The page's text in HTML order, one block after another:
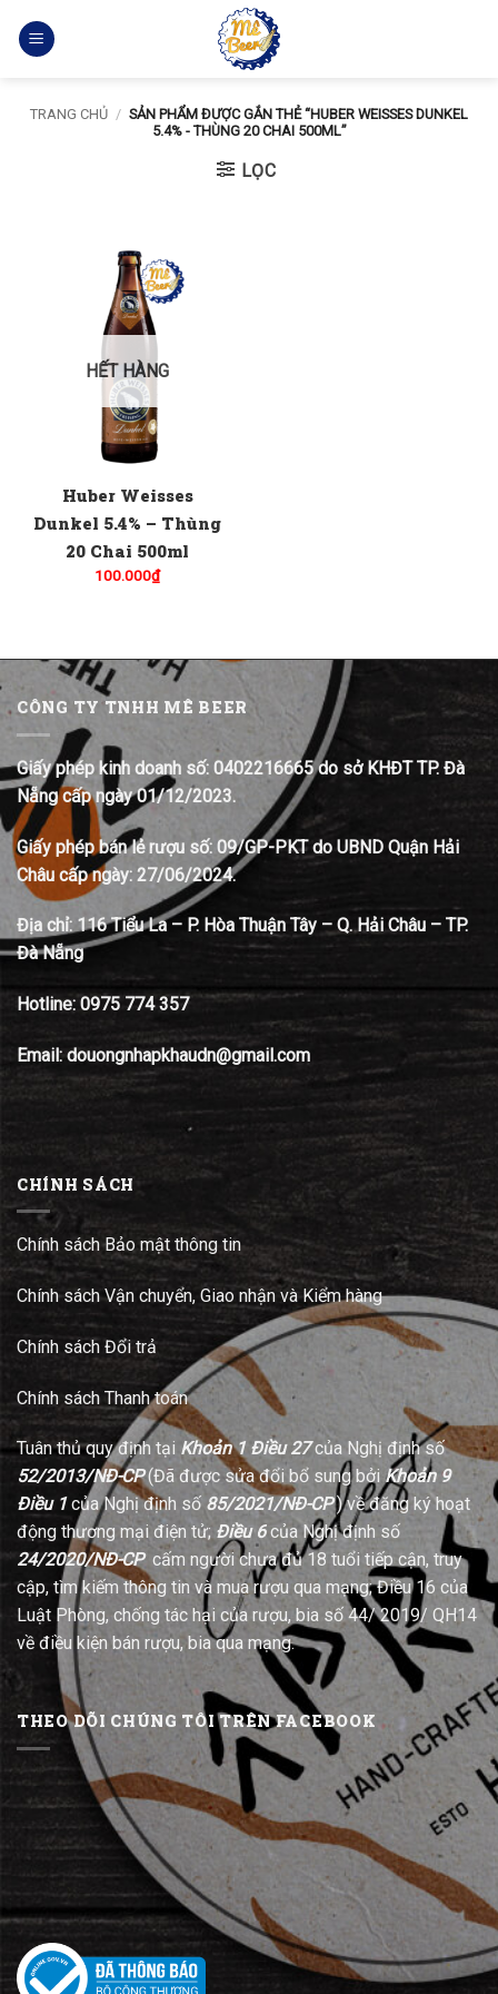
qua
TRANG CHỦ / SẢN PHẨM ĐƯỢC GẮN THẺ “HUBER WEISSES DUNKEL
5.4% - THÙNG 20 CHAI 500ML”
LỌC
HẾT HÀNG
Huber Weisses
Dunkel 5.4% – Thùng
20 Chai 500ml
100.000₫
CÔNG TY TNHH MÊ BEER
Giấy phép kinh doanh số: 0402216665 do sở KHĐT TP. Đà
Nẵng cấp ngày 01/12/2023.
Giấy phép bán lẻ rượu số: 09/GP-PKT do UBND Quận Hải
Châu cấp ngày: 27/06/2024.
Địa chỉ: 116 Tiểu La – P. Hòa Thuận Tây – Q. Hải Châu – TP.
Đà Nẵng
Hotline: 0975 774 357
Email: douongnhapkhaudn@gmail.com
CHÍNH SÁCH
Chính sách Bảo mật thông tin
Chính sách Vận chuyển, Giao nhận và Kiểm hàng
Chính sách Đổi trả
Chính sách Thanh toán
Tuân thủ quy định tại Khoản 1 Điều 27của Nghị định số
52/2013/NĐ-CP(Đã được sửa đổi bổ sung bởi Khoản 9
Điều 1của Nghị định số 85/2021/NĐ-CP) về đăng ký hoạt
động thương mại điện tử; Điều 6của Nghị định số
24/2020/NĐ-CPcấm người chưa đủ 18 tuổi tiếp cận, truy
cập, tìm kiếm thông tin và mua rượu qua mạng; Điều 16 của
Luật Phòng, chống tác hại của rượu, bia số 44/ 2019/ QH14
về điều kiện bán rượu, bia qua mạng.
THEO DÕI CHÚNG TÔI TRÊN FACEBOOK